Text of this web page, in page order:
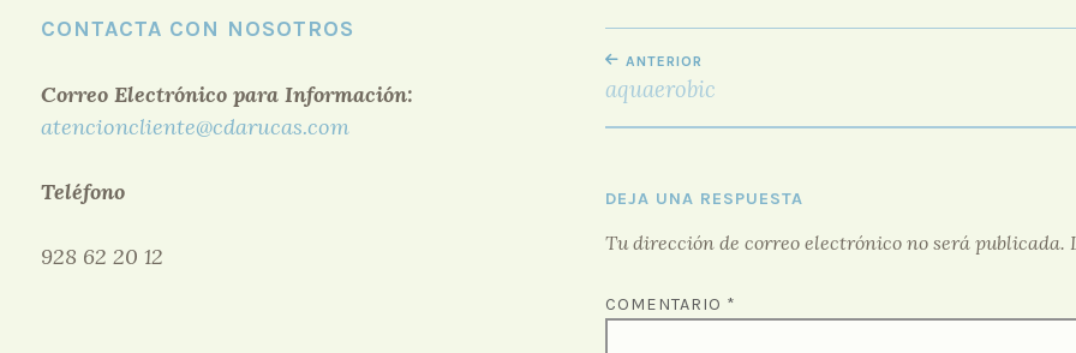
NAVEGACIÓN
DE
ENTRADAS
ANTERIOR
aquaerobic
DEJA UNA RESPUESTA
Tu dirección de correo electrónico no será publicada.
COMENTARIO *
CONTACTA CON NOSOTROS
Correo Electrónico para Información:
atencioncliente@cdarucas.com
Teléfono
928 62 20 12